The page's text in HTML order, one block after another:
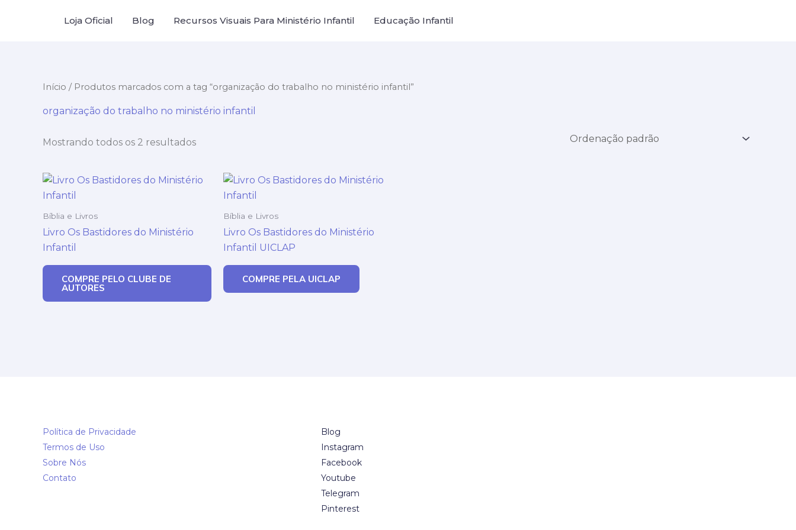
Loja Oficial Blog Recursos Visuais Para Ministério Infantil Educação Infantil
Início / Produtos marcados com a tag “organização do trabalho no ministério infantil”
organização do trabalho no ministério infantil
Mostrando todos os 2 resultados
Bíblia e Livros
Livro Os Bastidores do Ministério
Infantil
COMPRE PELO CLUBE DE
AUTORES
Bíblia e Livros
Livro Os Bastidores do Ministério
Infantil UICLAP
COMPRE PELA UICLAP
Política de Privacidade
Termos de Uso
Sobre Nós
Contato
Blog
Instagram
Facebook
Youtube
Telegram
Pinterest